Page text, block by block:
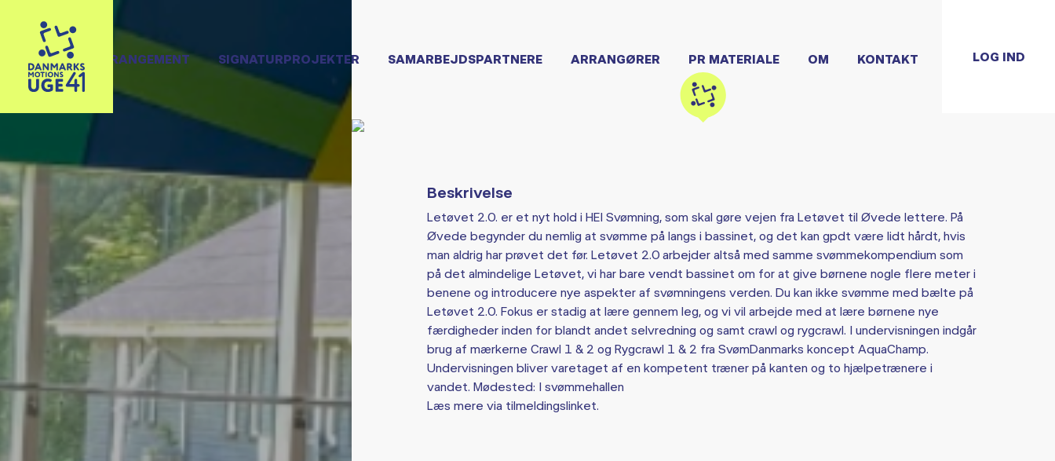
OPRET ARRANGEMENT SIGNATURPROJEKTER SAMARBEJDSPARTNERE ARRANGØRER PR MATERIALE OM KONTAKT LOG IND
Beskrivelse
Letøvet 2.0. er et nyt hold i HEI Svømning, som skal gøre vejen fra Letøvet til Øvede lettere. På
Øvede begynder du nemlig at svømme på langs i bassinet, og det kan gpdt være lidt hårdt, hvis
man aldrig har prøvet det før. Letøvet 2.0 arbejder altså med samme svømmekompendium som
på det almindelige Letøvet, vi har bare vendt bassinet om for at give børnene nogle flere meter i
benene og introducere nye aspekter af svømningens verden. Du kan ikke svømme med bælte på
Letøvet 2.0. Fokus er stadig at lære gennem leg, og vi vil arbejde med at lære børnene nye
færdigheder inden for blandt andet selvredning og samt crawl og rygcrawl. I undervisningen indgår
brug af mærkerne Crawl 1 & 2 og Rygcrawl 1 & 2 fra SvømDanmarks koncept AquaChamp.
Undervisningen bliver varetaget af en kompetent træner på kanten og to hjælpetrænere i
vandet. Mødested: I svømmehallen
Læs mere via tilmeldingslinket.